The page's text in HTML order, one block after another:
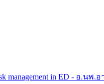
management in ED - อ.น